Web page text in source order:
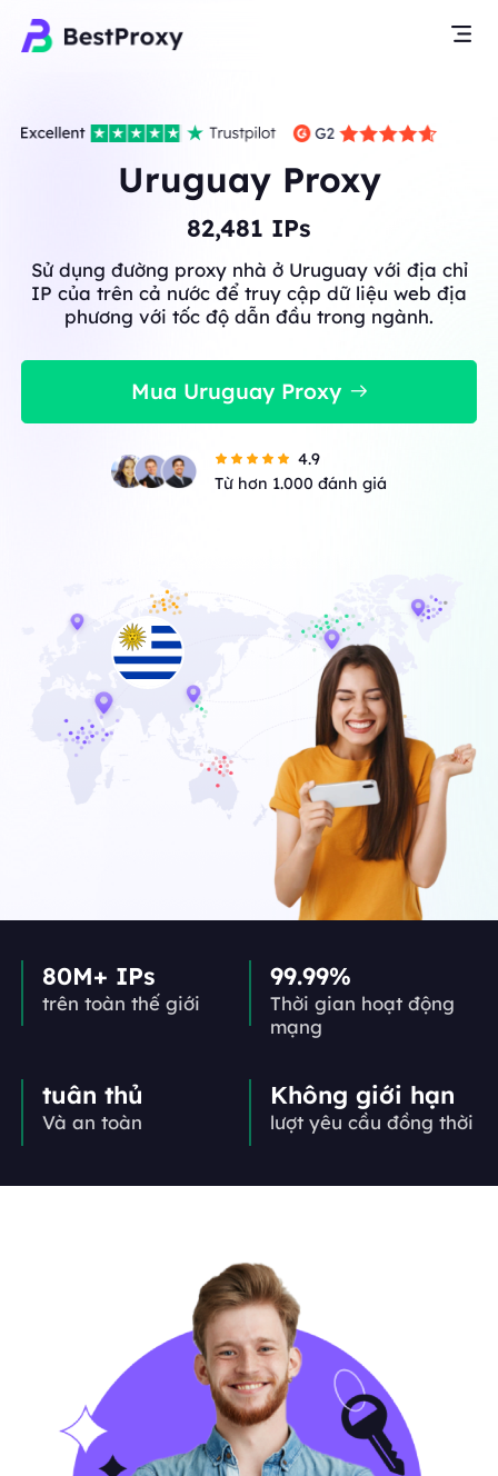
Uruguay Proxy
82,567 IPs
Sử dụng đường proxy nhà ở Uruguay với địa chỉ
IP của trên cả nước để truy cập dữ liệu web địa
phương với tốc độ dẫn đầu trong ngành.
Mua Uruguay Proxy
4.9
Từ hơn 1.000 đánh giá
80M+ IPs
trên toàn thế giới
99.99%
Thời gian hoạt động
mạng
tuân thủ
Và an toàn
Không giới hạn
lượt yêu cầu đồng thời